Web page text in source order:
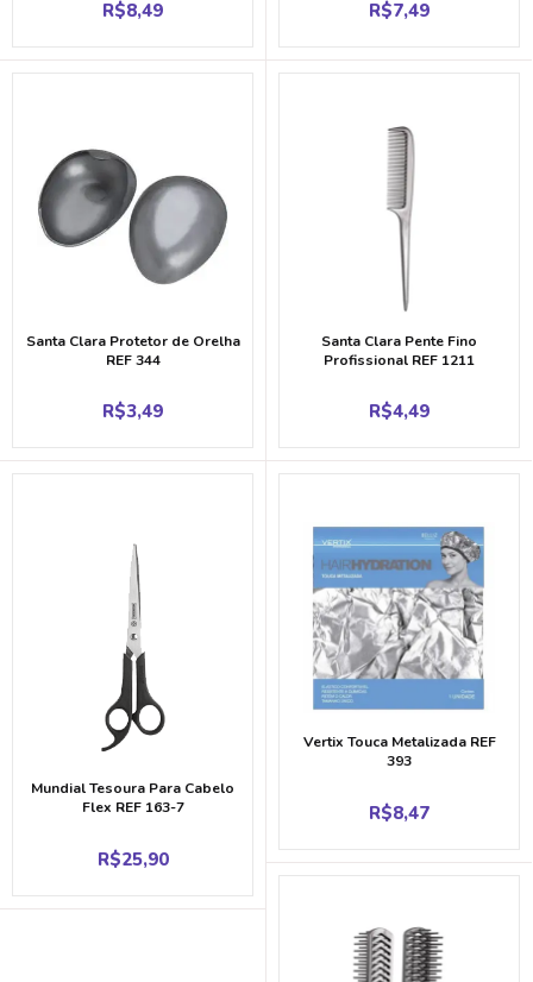
R$8,49 R$7,49
Santa Clara Protetor de Orelha
REF 344
R$3,49
Santa Clara Pente Fino
Profissional REF 1211
R$4,49
Mundial Tesoura Para Cabelo
Flex REF 163-7
R$25,90
Vertix Touca Metalizada REF
393
R$8,47